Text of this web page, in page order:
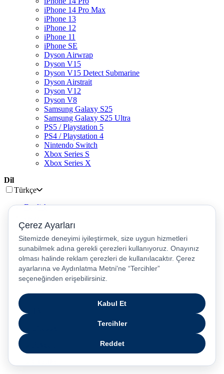
iPhone 14 Pro Max
iPhone 13
iPhone 12
iPhone 11
iPhone SE
Dyson Airwrap
Dyson V15
Dyson V15 Detect Submarine
Dyson Airstrait
Dyson V12
Dyson V8
Samsung Galaxy S25
Samsung Galaxy S25 Ultra
PS5 / Playstation 5
PS4 / Playstation 4
Nintendo Switch
Xbox Series S
Xbox Series X
Dil
Türkçe
English
русский